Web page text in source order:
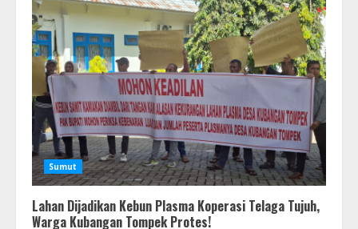
Sumut
Lahan Dijadikan Kebun Plasma Koperasi Telaga Tujuh,
Warga Kubangan Tompek Protes!